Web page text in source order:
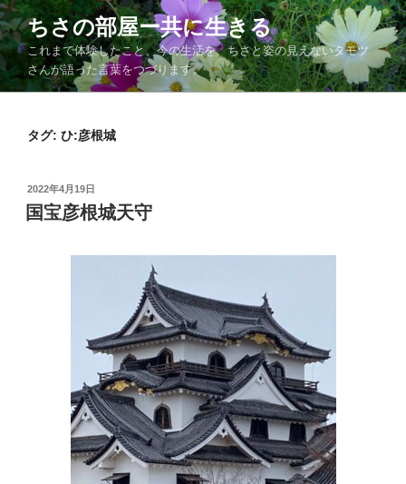
コ
ン
テ
ン
ツ
ちさの部屋ー共に生きる
これまで体験したこと、今の生活を、ちさと姿の見えないタモツ
さんが語った言葉をつづります。
タグ: ひ:彦根城
投
稿
日:
2022年4月19日
国宝彦根城天守